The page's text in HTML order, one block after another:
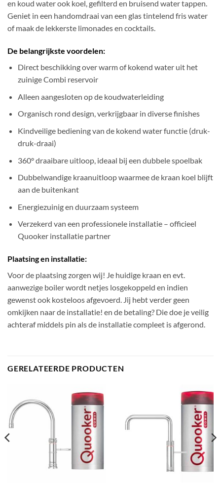
en koud water ook koel, gefilterd en bruisend water tappen.
Geniet in een handomdraai van een glas tintelend fris water
of maak de lekkerste limonades en cocktails.
De belangrijkste voordelen:
Direct beschikking over warm of kokend water uit het
zuinige Combi reservoir
Alleen aangesloten op de koudwaterleiding
Organisch rond design, verkrijgbaar in diverse finishes
Kindveilige bediening van de kokend water functie (druk-
druk-draai)
360° draaibare uitloop, ideaal bij een dubbele spoelbak
Dubbelwandige kraanuitloop waarmee de kraan koel blijft
aan de buitenkant
Energiezuinig en duurzaam systeem
Verzekerd van een professionele installatie – officieel
Quooker installatie partner
Plaatsing en installatie:
Voor de plaatsing zorgen wij! Je huidige kraan en evt.
aanwezige boiler wordt netjes losgekoppeld en indien
gewenst ook kosteloos afgevoerd. Jij hebt verder geen
omkijken naar de installatie! en de betaling? Die doe je veilig
achteraf middels pin als de installatie compleet is afgerond.
GERELATEERDE PRODUCTEN